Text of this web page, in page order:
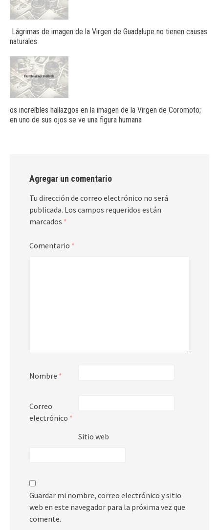
Lágrimas de imagen de la Virgen de Guadalupe no tienen causas
naturales
os increíbles hallazgos en la imagen de la Virgen de Coromoto;
en uno de sus ojos se ve una figura humana
Agregar un comentario
Tu dirección de correo electrónico no será
publicada. Los campos requeridos están
marcados *
Comentario *
Nombre *
Correo
electrónico *
Sitio web
Guardar mi nombre, correo electrónico y sitio
web en este navegador para la próxima vez que
comente.